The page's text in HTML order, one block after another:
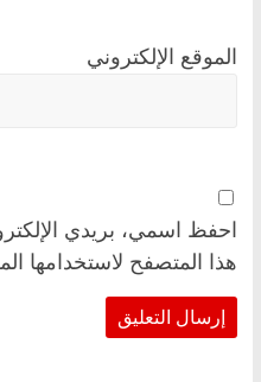
الموقع الإلكتروني
احفظ اسمي، بريدي
هذا المتصفح لاستخدامها